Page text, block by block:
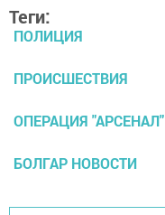
Теги:
ПОЛИЦИЯ
ПРОИСШЕСТВИЯ
ОПЕРАЦИЯ "АРСЕНАЛ"
БОЛГАР НОВОСТИ